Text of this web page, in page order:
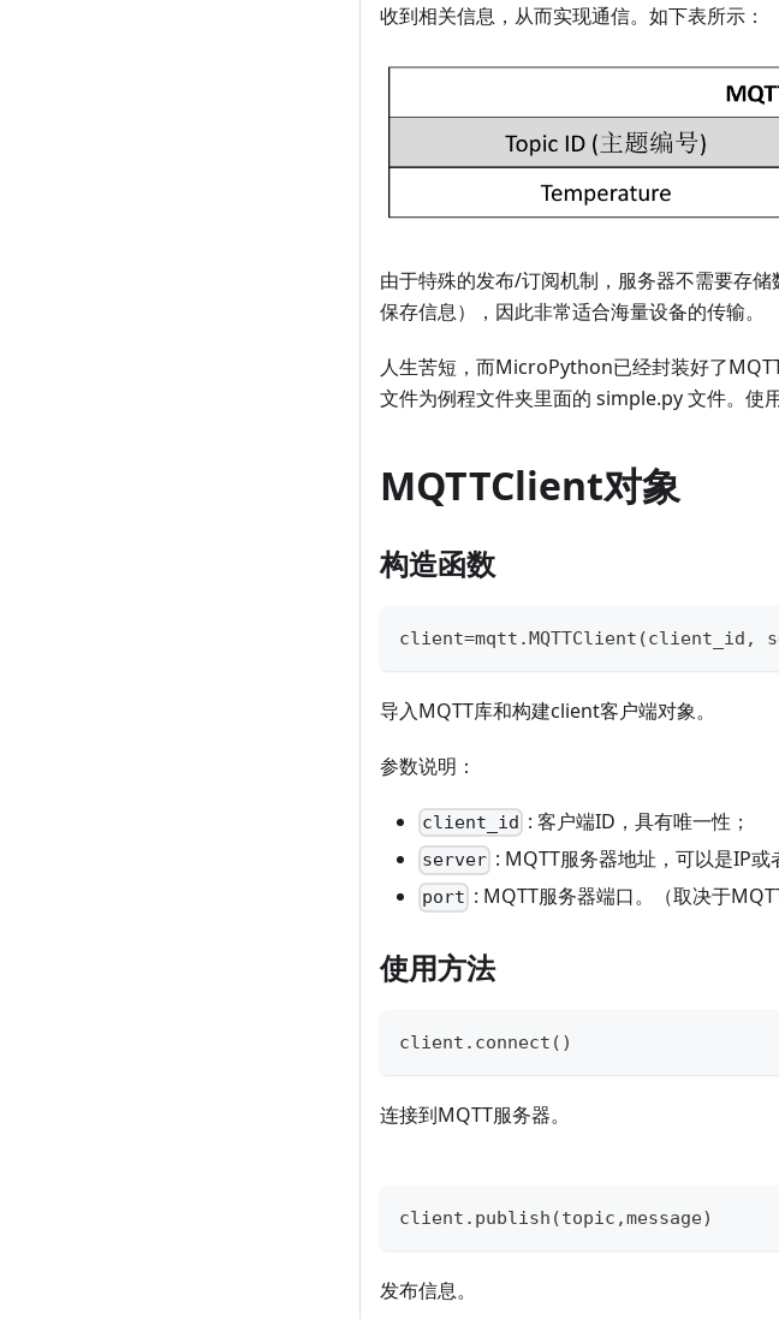
收到相关信息，从而实现通信。如下表所示：
由于特殊的发布/订阅机制，服务器不需要存
保存信息），因此非常适合海量设备的传输。
人生苦短，而MicroPython已经封装好了
文件为例程文件夹里面的 simple.py 文件。使
MQTTClient对象
构造函数
client=mqtt .MQTTClient (client_id ,
导入MQTT库和构建client客户端对象。
参数说明：
client_id : 客户端ID，具有唯一性；
server : MQTT服务器地址，可以是IP或
port : MQTT服务器端口。（取决于
使用方法
client . connect ( )
连接到MQTT服务器。
client . publish (topic ,message)
发布信息。